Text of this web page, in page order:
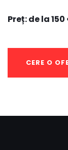
Preț: de la 150
CERE O